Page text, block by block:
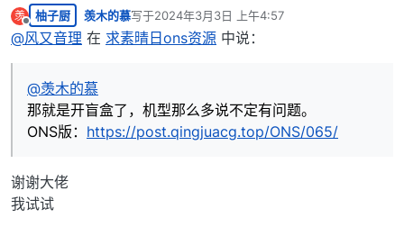
ONS版：https://post.qingjuacg.top/ONS/065/
羡
离线
柚子厨 羡木的慕写于2024年3月3日 上午4:57
最后由 编辑
@风又音理 在 求素晴日ons资源 中说：
@羡木的慕
那就是开盲盒了，机型那么多说不定有问题。
ONS版： https://post.qingjuacg.top/ONS/065/
谢谢大佬
我试试